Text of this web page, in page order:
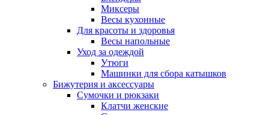
Миксеры
Весы кухонные
Для красоты и здоровья
Весы напольные
Уход за одеждой
Утюги
Машинки для сбора катышков
Бижутерия и аксессуары
Сумочки и рюкзаки
Клатчи женские